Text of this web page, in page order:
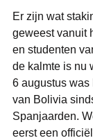
Er zijn wat
geweest vanuit
en studenten
de kalmte is nu
6 augustus was
van Bolivia
Spanjaarden.
eerst een